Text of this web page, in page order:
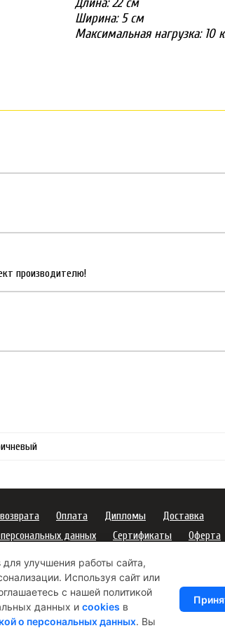
Ширина: 5см
Максимальная нагрузка: 10
производителю!
улучшения работы сайта,
Используя сайт или
с нашей политикой
данных и cookies в
о персональных данных. Вы
Оплата Дипломы
Доставка
данных
Сертификаты
Оферта
карт
использования Cookie-файлов